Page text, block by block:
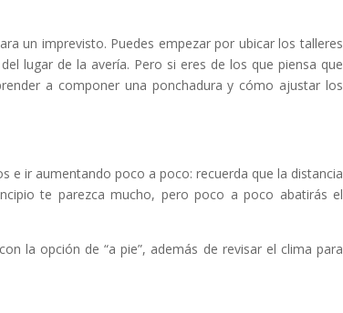
un imprevisto. Puedes empezar por ubicar los talleres
lugar de la avería. Pero si eres de los que piensa que
a componer una ponchadura y cómo ajustar los
ir aumentando poco a poco: recuerda que la distancia
te parezca mucho, pero poco a poco abatirás el
la opción de “a pie”, además de revisar el clima para